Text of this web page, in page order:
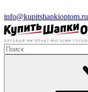
info@kupitshapkioptom.ru